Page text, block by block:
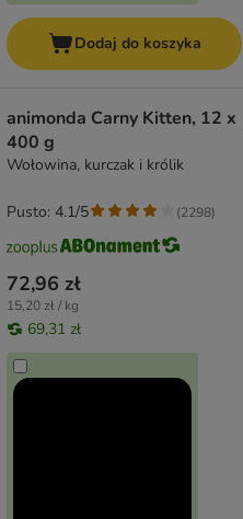
Dodaj do koszyka
animonda Carny Kitten, 12 x
400 g
Wołowina, kurczak i królik
72,96 zł
15,20 zł / kg
69,31 zł
Pusto: 4.1/5 (2298)